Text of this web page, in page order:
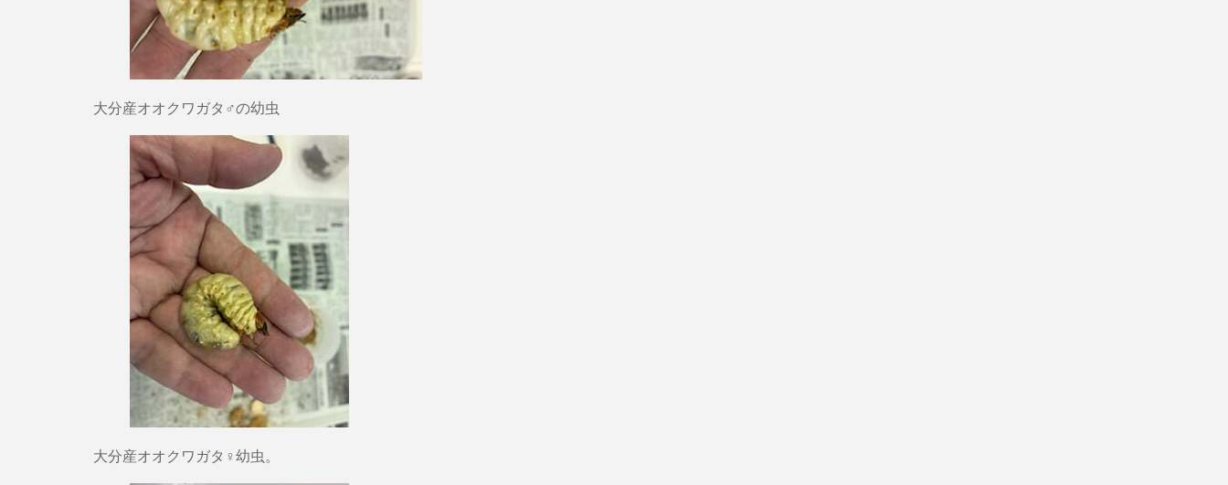
大分産オオクワガタ♂の幼虫
大分産オオクワガタ♀幼虫。